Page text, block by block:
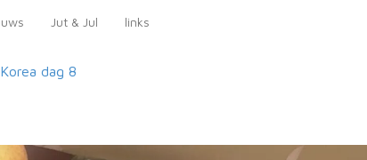
Jut & Jul links
dag 8